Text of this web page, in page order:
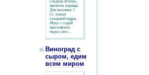
сладких яблока,
щепотка корицы.
Для посыпки: 2
ст. ложки
сахарной пудры.
Муку с содой
просеиваем
через сито ...
Виноград с
сыром, едим
всем миром